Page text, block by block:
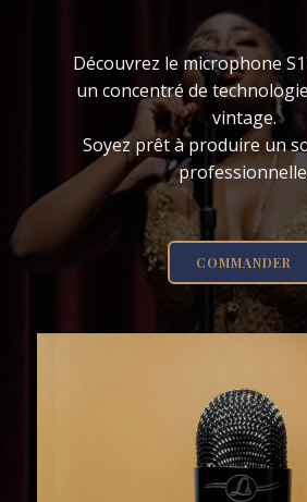
Découvrez le microphone
un concentré de
vintage.
Soyez prêt à produire un
COMMANDER